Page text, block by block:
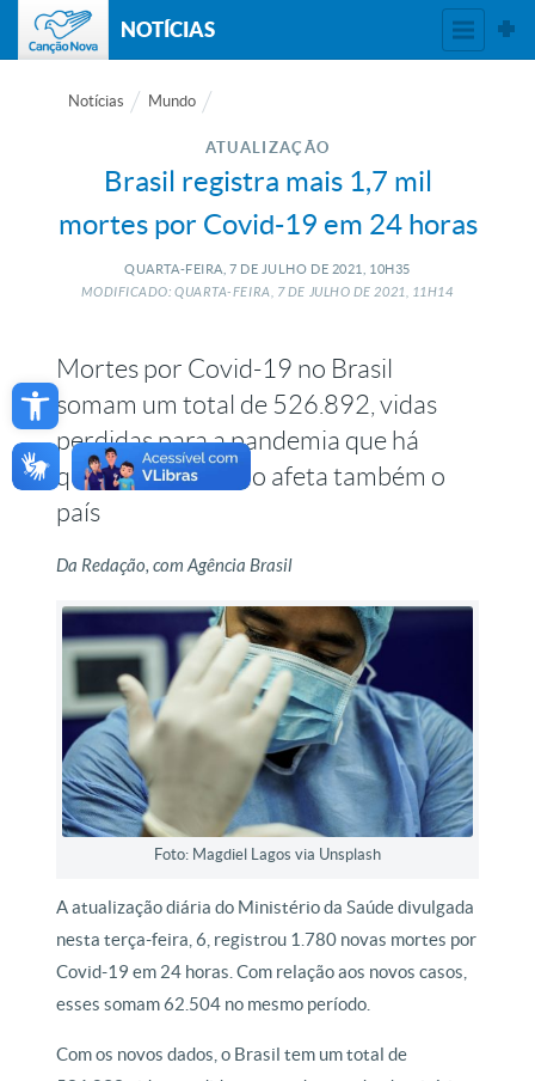
Open toolbar
NOTÍCIAS
Notícias Mundo
ATUALIZAÇÃO
Brasil registra mais 1,7 mil
mortes por Covid-19 em 24 horas
QUARTA-FEIRA, 7 DE JULHO DE 2021, 10H35
MODIFICADO: QUARTA-FEIRA, 7DE JULHO DE2021, 11H14
Mortes por Covid-19 no Brasil
somam um total de 526.892, vidas
perdidas para a pandemia que há
quase 1 ano e meio afeta também o
país
Da Redação, com Agência Brasil
Foto: Magdiel Lagos via Unsplash
A atualização diária do Ministério da Saúde divulgada
nesta terça-feira, 6, registrou 1.780 novas mortes por
Covid-19 em 24 horas. Com relação aos novos casos,
esses somam 62.504 no mesmo período.
Com os novos dados, o Brasil tem um total de